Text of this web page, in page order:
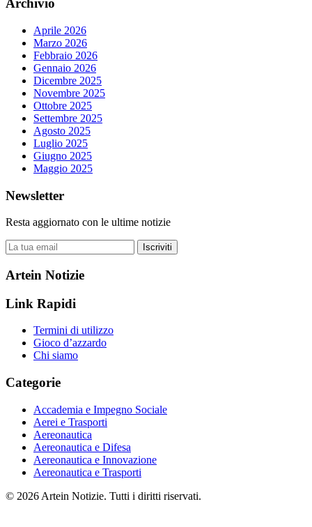
Archivio
Aprile 2026
Marzo 2026
Febbraio 2026
Gennaio 2026
Dicembre 2025
Novembre 2025
Ottobre 2025
Settembre 2025
Agosto 2025
Luglio 2025
Giugno 2025
Maggio 2025
Newsletter
Resta aggiornato con le ultime notizie
Iscriviti
Artein Notizie
Link Rapidi
Termini di utilizzo
Gioco d’azzardo
Chi siamo
Categorie
Accademia e Impegno Sociale
Aerei e Trasporti
Aereonautica
Aereonautica e Difesa
Aereonautica e Innovazione
Aereonautica e Trasporti
© 2026 Artein Notizie. Tutti i diritti riservati.